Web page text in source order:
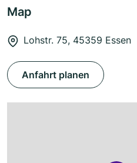
Map
Lohstr. 75, 45359 Essen
Anfahrt planen